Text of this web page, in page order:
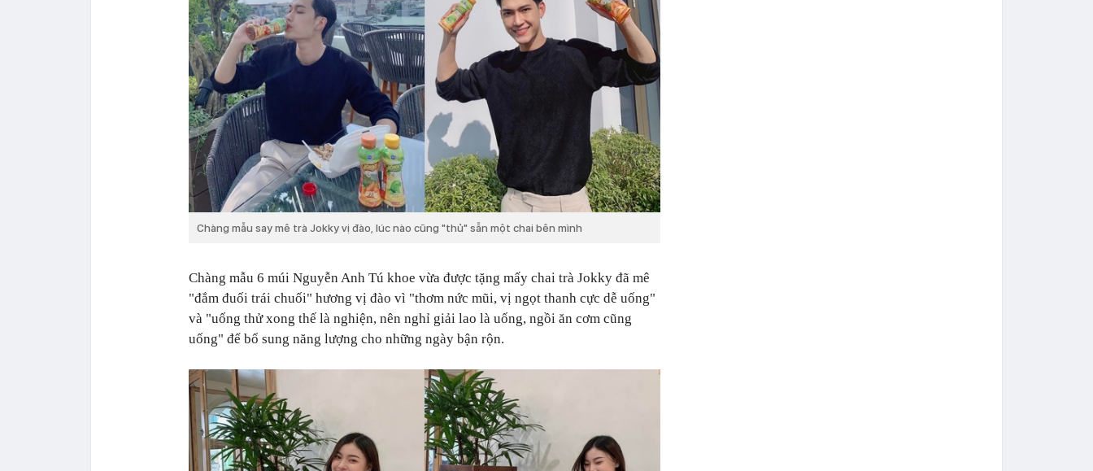
Chàng mẫu say mê trà Jokky vị đào, lúc nào cũng "thủ" sẵn một chai bên mình
Chàng mẫu 6 múi Nguyễn Anh Tú khoe vừa được tặng mấy chai trà Jokky đã mê
"đắm đuối trái chuối" hương vị đào vì "thơm nức mũi, vị ngọt thanh cực dễ uống"
và "uống thử xong thế là nghiện, nên nghỉ giải lao là uống, ngồi ăn cơm cũng
uống" để bổ sung năng lượng cho những ngày bận rộn.